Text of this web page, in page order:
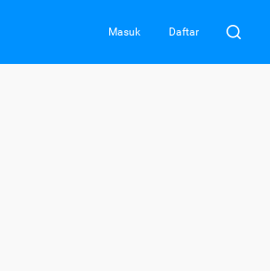
Masuk Daftar